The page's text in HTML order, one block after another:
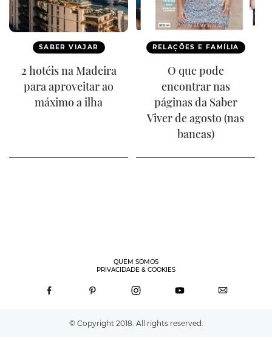
SABER VIAJAR
2 hotéis na Madeira
para aproveitar ao
máximo a ilha
RELAÇÕES E FAMÍLIA
O que pode
encontrar nas
páginas da Saber
Viver de agosto (nas
bancas)
QUEM SOMOS
PRIVACIDADE & COOKIES
© Copyright 2018. All rights reserved.